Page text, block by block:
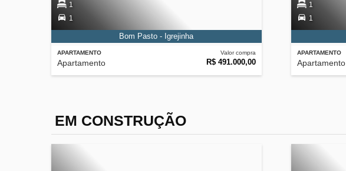
APARTAMENTO
Apartamento
Valor compra
R$ 491.000,00
1
1
Bom Pasto - Igrejinha
APARTAMENTO
Apartamento
1
1
EM CONSTRUÇÃO